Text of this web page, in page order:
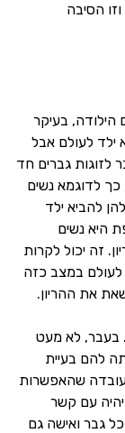
הסיבה
הילודה, בעיקר
ילד לעולם אבל
לזוגות גברים חד
כך לדוגמא נשים
להביא ילד
היא נשים
זה יכול לקרות
לעולם במצב כזה
את ההריון.
בעבר, לא מעט
להם בעיית
שהאפשרות
עם קשר
גבר ואישה גם